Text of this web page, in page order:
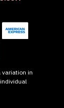
variation in